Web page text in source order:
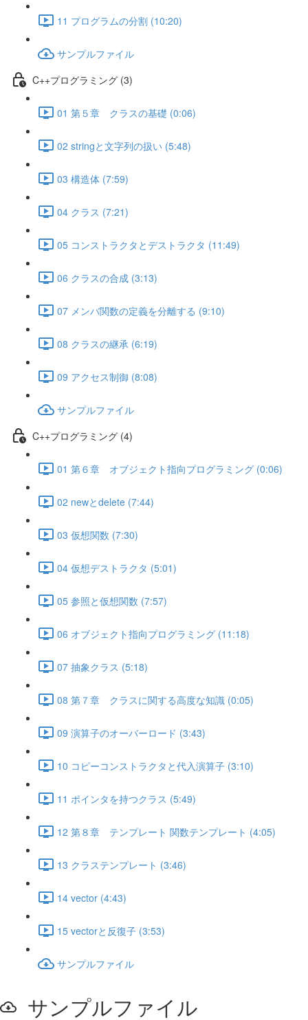
11 プログラムの分割 (10:20)
サンプルファイル
C++プログラミング (3)
01 第５章 クラスの基礎 (0:06)
02 stringと文字列の扱い (5:48)
03 構造体 (7:59)
04 クラス (7:21)
05 コンストラクタとデストラクタ (11:49)
06 クラスの合成 (3:13)
07 メンバ関数の定義を分離する (9:10)
08 クラスの継承 (6:19)
09 アクセス制御 (8:08)
サンプルファイル
C++プログラミング (4)
01 第６章 オブジェクト指向プログラミング (0:06)
02 newとdelete (7:44)
03 仮想関数 (7:30)
04 仮想デストラクタ (5:01)
05 参照と仮想関数 (7:57)
06 オブジェクト指向プログラミング (11:18)
07 抽象クラス (5:18)
08 第７章 クラスに関する高度な知識 (0:05)
09 演算子のオーバーロード (3:43)
10 コピーコンストラクタと代入演算子 (3:10)
11 ポインタを持つクラス (5:49)
12 第８章 テンプレート 関数テンプレート (4:05)
13 クラステンプレート (3:46)
14 vector (4:43)
15 vectorと反復子 (3:53)
サンプルファイル
サンプルファイル